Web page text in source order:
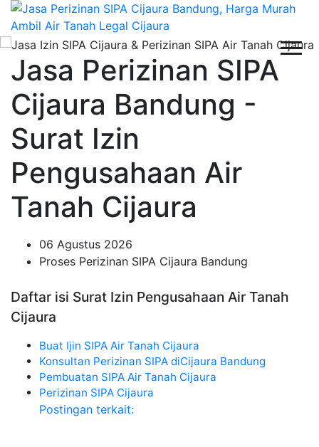
Jasa Perizinan SIPA
Cijaura Bandung -
Surat Izin
Pengusahaan Air
Tanah Cijaura
06 Agustus 2026
Proses Perizinan SIPA Cijaura Bandung
Daftar isi Surat Izin Pengusahaan Air Tanah
Cijaura
Buat Ijin SIPA Air Tanah Cijaura
Konsultan Perizinan SIPA diCijaura Bandung
Pembuatan SIPA Air Tanah Cijaura
Perizinan SIPA Cijaura
Postingan terkait: